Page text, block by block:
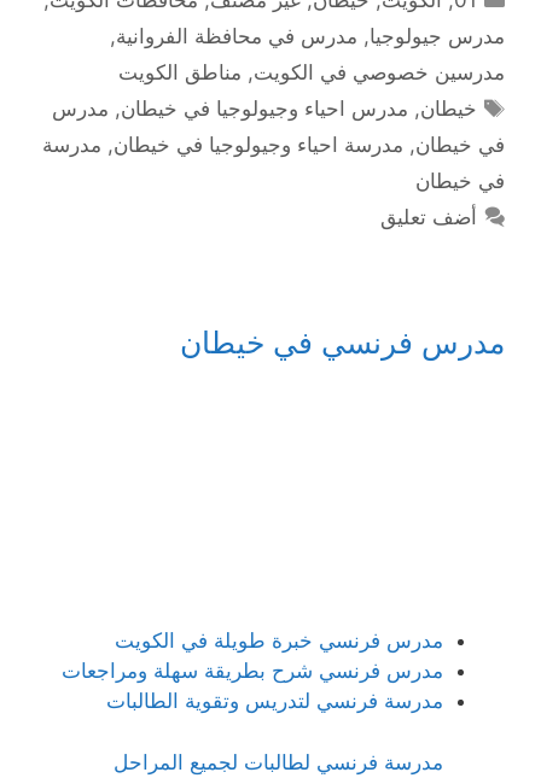
مدرس جيولوجيا, مدرس في محافظة الفروانية,
مدرسين خصوصي في الكويت, مناطق الكويت
الوسوم
خيطان, مدرس احياء وجيولوجيا في خيطان, مدرس
في خيطان, مدرسة احياء وجيولوجيا في خيطان, مدرسة
في خيطان
أضف تعليق
مدرس فرنسي في خيطان
مدرس فرنسي خبرة طويلة في الكويت
مدرس فرنسي شرح بطريقة سهلة ومراجعات
مدرسة فرنسي لتدريس وتقوية الطالبات
مدرسة فرنسي لطالبات لجميع المراحل